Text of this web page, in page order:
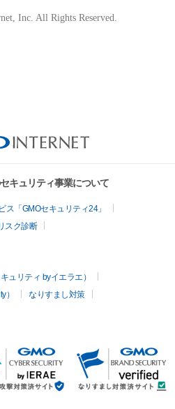
Inc. All Rights Reserved.
キュリティ事業について
「GMOセキュリティ24」
スク診断
ュリティ byイエラエ）
）
なりすまし対策